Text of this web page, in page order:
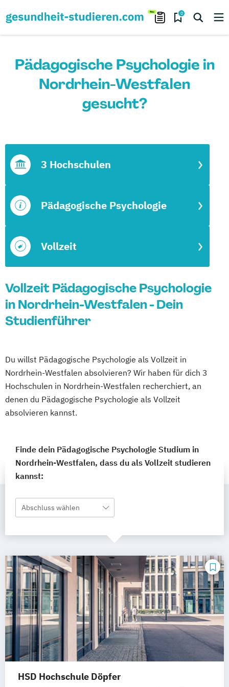
0
Pädagogische Psychologie in
Nordrhein-Westfalen
gesucht?
Vollzeit
Pädagogische Psychologie
3 Hochschulen
Vollzeit Pädagogische Psychologie
in Nordrhein-Westfalen - Dein
Studienführer
Du willst Pädagogische Psychologie als Vollzeit in
Nordrhein-Westfalen absolvieren? Wir haben für dich 3
Hochschulen in Nordrhein-Westfalen recherchiert, an
denen du Pädagogische Psychologie als Vollzeit
absolvieren kannst.
Finde dein Pädagogische Psychologie Studium in
Nordrhein-Westfalen, dass du als Vollzeit studieren
kannst:
Abschluss wählen
HSD Hochschule Döpfer